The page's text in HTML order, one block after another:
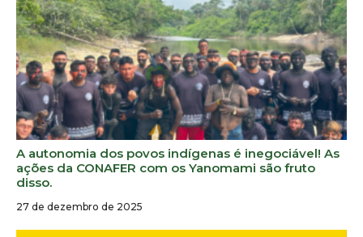
A autonomia dos povos indígenas é inegociável! As
ações da CONAFER com os Yanomami são fruto
disso.
27 de dezembro de 2025